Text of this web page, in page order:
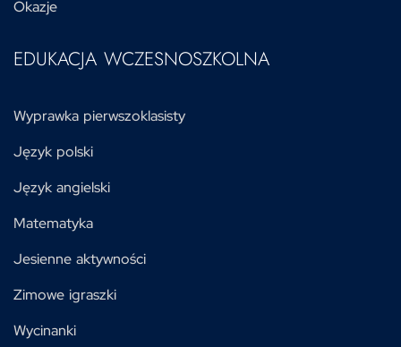
Okazje
EDUKACJA WCZESNOSZKOLNA
Wyprawka pierwszoklasisty
Język polski
Język angielski
Matematyka
Jesienne aktywności
Zimowe igraszki
Wycinanki